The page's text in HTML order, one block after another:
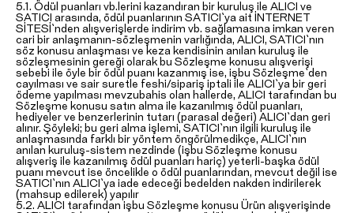
5.1. Ödül puanları vb.lerini kazandıran bir kuruluş ile ALICI ve
SATICI arasında, ödül puanlarının SATICI`ya ait İNTERNET
SİTESİ`nden alışverişlerde indirim vb. sağlamasına imkan veren
cari bir anlaşmanın-sözleşmenin varlığında, ALICI, SATICI`nın
söz konusu anlaşması ve keza kendisinin anılan kuruluş ile
sözleşmesinin gereği olarak bu Sözleşme konusu alışverişi
sebebi ile öyle bir ödül puanı kazanmış ise, işbu Sözleşme`den
cayılması ve sair suretle feshi/sipariş iptali ile ALICI`ya bir geri
ödeme yapılması mevzubahis olan hallerde, ALICI tarafından bu
Sözleşme konusu satın alma ile kazanılmış ödül puanları,
hediyeler ve benzerlerinin tutarı (parasal değeri) ALICI`dan geri
alınır. Şöyleki; bu geri alma işlemi, SATICI`nın ilgili kuruluş ile
anlaşmasında farklı bir yöntem öngörülmedikçe, ALICI`nın
anılan kuruluş-sistem nezdinde (işbu Sözleşme konusu
alışveriş ile kazanılmış ödül puanları hariç) yeterli-başka ödül
puanı mevcut ise öncelikle o ödül puanlarından, mevcut değil ise
SATICI`nın ALICI`ya iade edeceği bedelden nakden indirilerek
(mahsup edilerek) yapılır
5.2. ALICI tarafından işbu Sözleşme konusu Ürün alışverişinde